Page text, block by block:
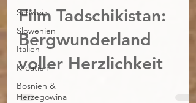
Schweiz
Slowenien
Italien
Kroatien
Bosnien &
Herzegowina
Film Tadschikistan:
Bergwunderland
voller Herzlichkeit